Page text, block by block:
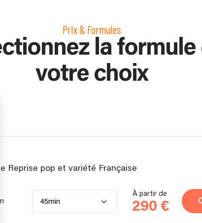
Prix & Formules
la formule
votre choix
Reprise pop et variété Française
45min
À partir de
290 €